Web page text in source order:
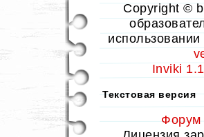
Copyright ©
Inviki
Текстовая версия
Форум